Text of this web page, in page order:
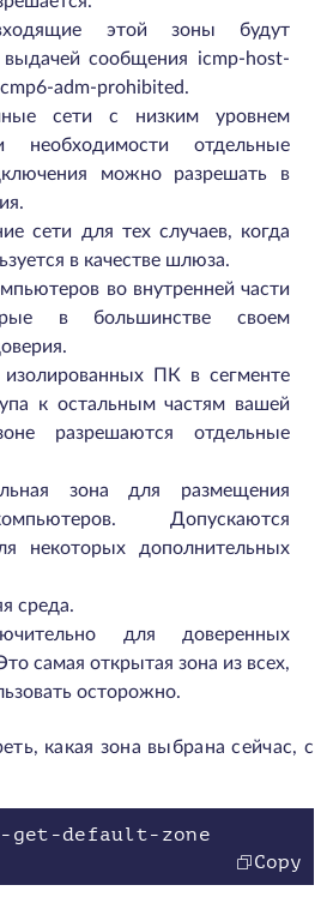
этой зоны будут
выдачей сообщения icmp-host-
adm-prohibited.
сети с низким уровнем
необходимости отдельные
можно разрешать в
сети для тех случаев, когда
в качестве шлюза.
во внутренней части
в большинстве своем
ПК в сегменте
к остальным частям вашей
разрешаются отдельные
зона для размещения
Допускаются
некоторых дополнительных
среда.
для доверенных
самая открытая зона из всех,
осторожно.
какая зона выбрана сейчас, с
Copy